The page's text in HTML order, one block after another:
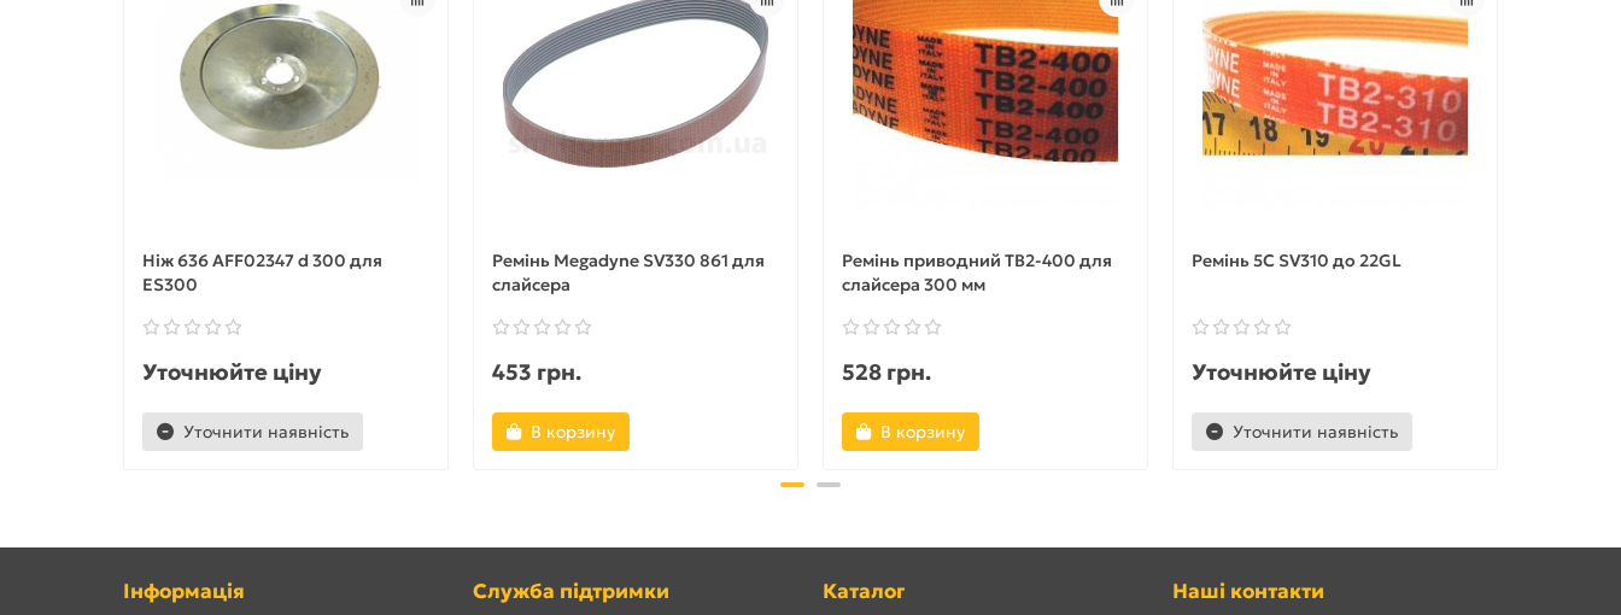
Ніж 636 AFF02347 d 300 для
ES300
Уточнюйте ціну
Уточнити наявність
Ремінь Megadyne SV330 861 для
слайсера
453 грн.
В корзину
Ремінь приводний ТВ2-400 для
слайсера 300 мм
528 грн.
В корзину
Ремінь 5С SV310 до 22GL
Уточнюйте ціну
Уточнити наявність
Інформація Служба підтримки Каталог Наші контакти